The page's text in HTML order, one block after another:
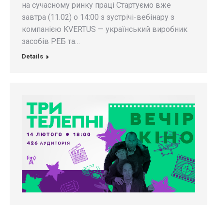
на сучасному ринку праці Стартуємо вже
завтра (11.02) о 14:00 з зустрічі-вебінару з
компанією KVERTUS — український виробник
засобів РЕБ та…
Details